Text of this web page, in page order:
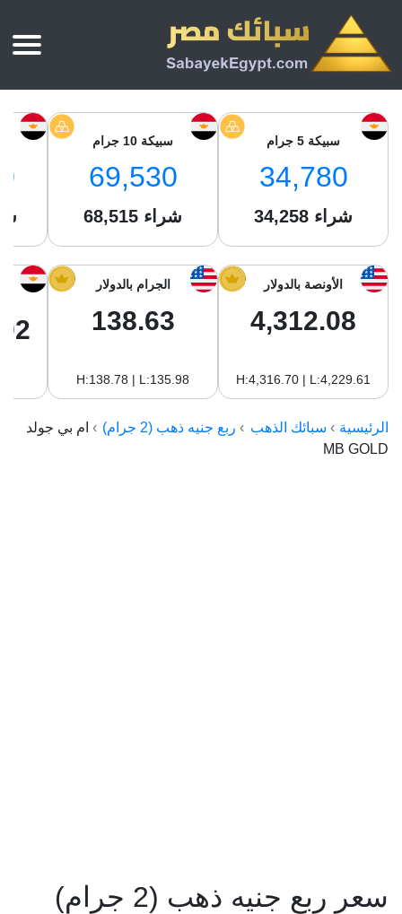
أسعار الذهب
سعر الذهب عيار 24
سعر جنيه الذهب
سبائك الذهب
بي تي سي
سام
سليمة جولد
سويس جولد
ماستر جولد
أسعار الفضة اليوم
سبائك الفضة
بي تي سي
جونير
نجم الدين
من نحن
سبيكة 5 جرام
34,780
34,258 شراء
سبيكة 10 جرام
69,530
68,515 شراء
الأونصة بالدولار
4,312.08
H:4,316.70 | L:4,229.61
الجرام بالدولار
138.63
H:138.78 | L:135.98
الرئيسية سبائك الذهب ربع جنيه ذهب (2 جرام)
ام بي جولد
MB GOLD
سعر ربع جنيه ذهب (2 جرام)